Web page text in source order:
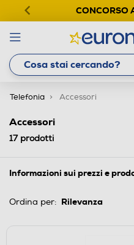
CONCORSO
Telefonia Accessori
Accessori
17prodotti
Informazioni sui prezzi e
Ordina per: